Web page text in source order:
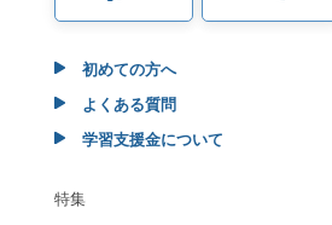
初めての方へ
よくある質問
学習支援金について
特集